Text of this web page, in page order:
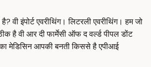
वी इंपोर्ट एवरीथिंग। लिटरली एवरीथिंग। हम जो
है वी आर दी फार्मेसी ऑफ द वर्ल्ड पीपल डोंट
मेडिसिन आपकी बनती किससे है एपीआई